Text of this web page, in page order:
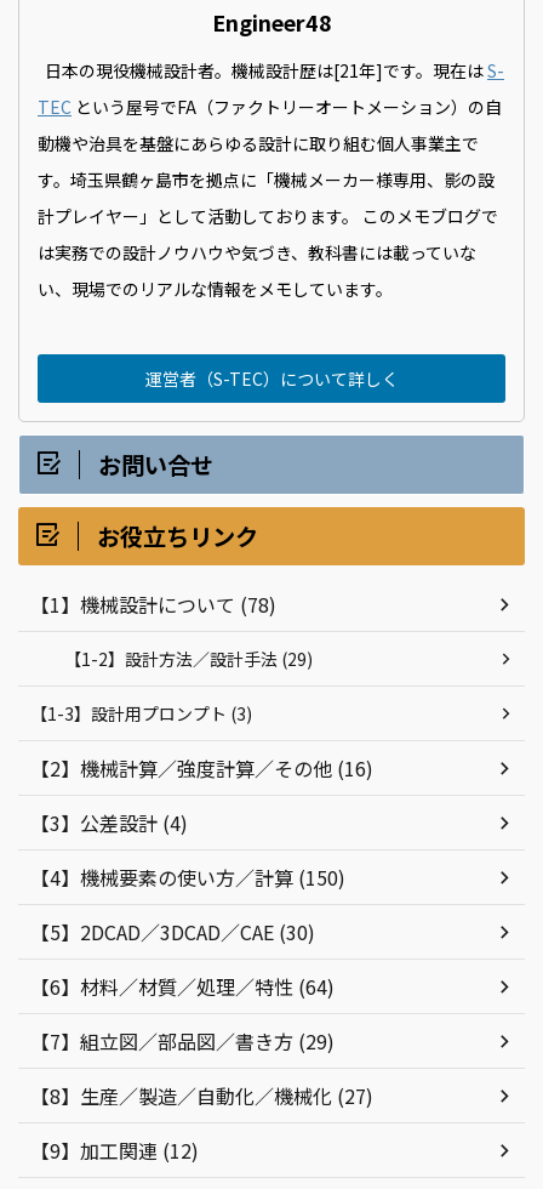
Engineer48
日本の現役機械設計者。機械設計歴は[21年]です。現在はS-
TEC という屋号でFA（ファクトリーオートメーション）の自
動機や治具を基盤にあらゆる設計に取り組む個人事業主で
す。埼玉県鶴ヶ島市を拠点に「機械メーカー様専用、影の設
計プレイヤー」として活動しております。 このメモブログで
は実務での設計ノウハウや気づき、教科書には載っていな
い、現場でのリアルな情報をメモしています。
運営者（S-TEC）について詳しく
お問い合せ
お役立ちリンク
【1】機械設計について (78)
【1-2】設計方法／設計手法 (29)
【1-3】設計用プロンプト (3)
【2】機械計算／強度計算／その他 (16)
【3】公差設計 (4)
【4】機械要素の使い方／計算 (150)
【5】2DCAD／3DCAD／CAE (30)
【6】材料／材質／処理／特性 (64)
【7】組立図／部品図／書き方 (29)
【8】生産／製造／自動化／機械化 (27)
【9】加工関連 (12)